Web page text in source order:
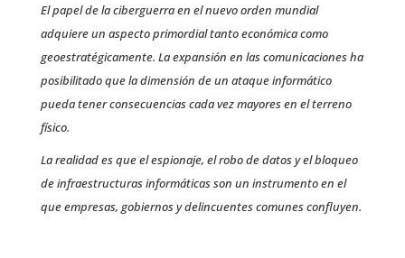
El papel de la ciberguerra en el nuevo orden mundial
adquiere un aspecto primordial tanto económica como
geoestratégicamente. La expansión en las comunicaciones ha
posibilitado que la dimensión de un ataque informático
pueda tener consecuencias cada vez mayores en el terreno
físico.
La realidad es que el espionaje, el robo de datos y el bloqueo
de infraestructuras informáticas son un instrumento en el
que empresas, gobiernos y delincuentes comunes confluyen.